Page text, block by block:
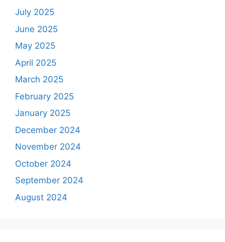
July 2025
June 2025
May 2025
April 2025
March 2025
February 2025
January 2025
December 2024
November 2024
October 2024
September 2024
August 2024